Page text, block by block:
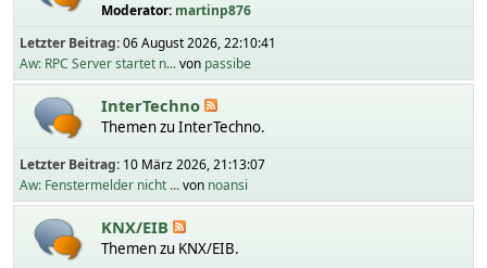
Moderator: martinp876
Letzter Beitrag:06 August 2026, 22:10:41
Aw: RPC Server startet n...von passibe
InterTechno
Themen zu InterTechno.
Letzter Beitrag: 10 März 2026, 21:13:07
Aw: Fenstermelder nicht ...von noansi
KNX/EIB
Themen zu KNX/EIB.